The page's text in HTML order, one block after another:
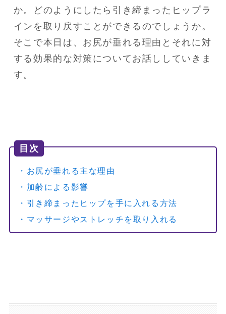
か。どのようにしたら引き締まったヒップラ
インを取り戻すことができるのでしょうか。
そこで本日は、お尻が垂れる理由とそれに対
する効果的な対策についてお話ししていきま
す。
目次
・お尻が垂れる主な理由
・加齢による影響
・引き締まったヒップを手に入れる方法
・マッサージやストレッチを取り入れる